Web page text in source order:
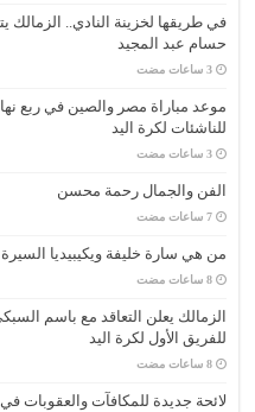
في طريقها لخزينة النادي.. الزمالك
حسام عبد المجيد
‏3 ساعات مضت
موعد مباراة مصر والصين في ربع
للناشئات لكرة اليد
‏3 ساعات مضت
الفن والجمال رحمة محسن
‏7 ساعات مضت
من هي سارة خليفة ويكيبيديا السيرة
‏8 ساعات مضت
الزمالك يعلن التعاقد مع باسم
للفريق الأول لكرة اليد
‏8 ساعات مضت
لائحة جديدة للمكافآت والعقوبات في